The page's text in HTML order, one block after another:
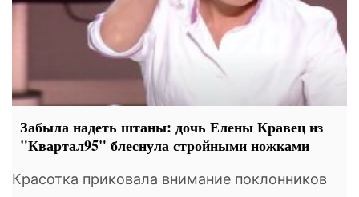
Забыла надеть штаны: дочь Елены Кравец из
"Квартал95" блеснула стройными ножками
Красотка приковала внимание поклонников